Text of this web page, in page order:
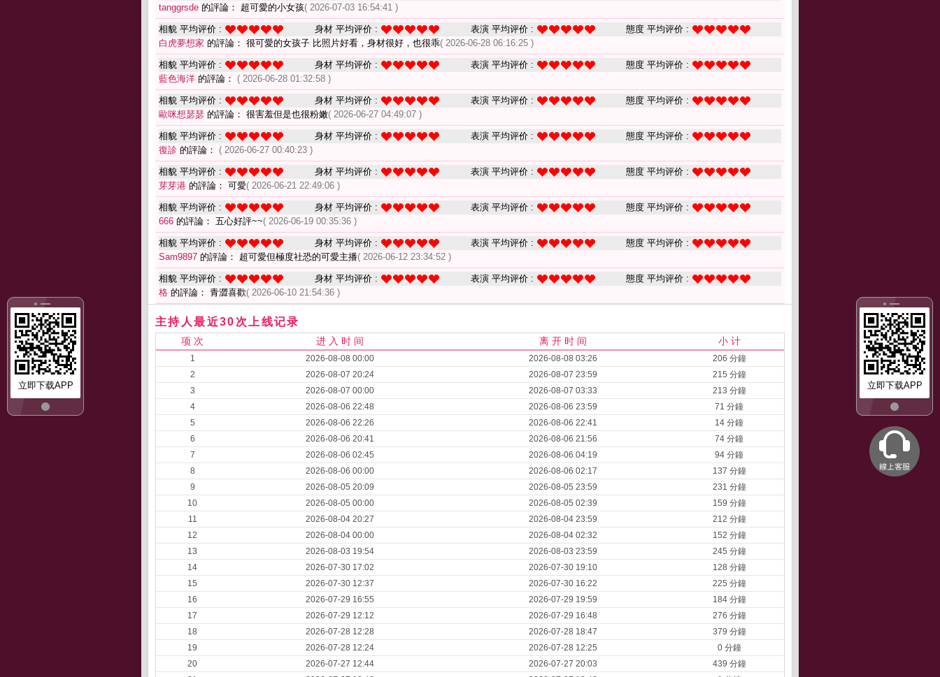
立即下载APP
立即下载APP
tanggrsde 的評論： 超可愛的小女孩( 2026-07-03 16:54:41 )
相貌 平均评价 : 身材 平均评价 : 表演 平均评价 :
態度 平均评价 :
白虎夢想家 的評論： 很可愛的女孩子 比照片好看，身材很好，也很乖( 2026-06-28 06:16:25 )
相貌 平均评价 : 身材 平均评价 : 表演 平均评价 :
態度 平均评价 :
藍色海洋 的評論： ( 2026-06-28 01:32:58 )
相貌 平均评价 : 身材 平均评价 : 表演 平均评价 :
態度 平均评价 :
歐咪想瑟瑟 的評論： 很害羞但是也很粉嫩( 2026-06-27 04:49:07 )
相貌 平均评价 : 身材 平均评价 : 表演 平均评价 :
態度 平均评价 :
復診 的評論： ( 2026-06-27 00:40:23 )
相貌 平均评价 : 身材 平均评价 : 表演 平均评价 :
態度 平均评价 :
芽芽港 的評論： 可愛( 2026-06-21 22:49:06 )
相貌 平均评价 : 身材 平均评价 : 表演 平均评价 :
態度 平均评价 :
666 的評論： 五心好評~~( 2026-06-19 00:35:36 )
相貌 平均评价 : 身材 平均评价 : 表演 平均评价 :
態度 平均评价 :
Sam9897 的評論： 超可愛但極度社恐的可愛主播( 2026-06-12 23:34:52 )
相貌 平均评价 : 身材 平均评价 : 表演 平均评价 :
態度 平均评价 :
格 的評論： 青澀喜歡( 2026-06-10 21:54:36 )
主持人最近30次上线记录
项 次 进 入 时 间 离 开 时 间 小 计
1 2026-08-08 00:00 2026-08-08 03:26
206 分鐘
2
2026-08-07 20:24 2026-08-07 23:59
215 分鐘
3
2026-08-07 00:00 2026-08-07 03:33
213 分鐘
4
2026-08-06 22:48 2026-08-06 23:59
71 分鐘
5
2026-08-06 22:26 2026-08-06 22:41
14 分鐘
6
2026-08-06 20:41 2026-08-06 21:56
74 分鐘
7
2026-08-06 02:45 2026-08-06 04:19
94 分鐘
8
2026-08-06 00:00 2026-08-06 02:17
137 分鐘
9
2026-08-05 20:09 2026-08-05 23:59
231 分鐘
10
2026-08-05 00:00 2026-08-05 02:39
159 分鐘
11
2026-08-04 20:27 2026-08-04 23:59
212 分鐘
12
2026-08-04 00:00 2026-08-04 02:32
152 分鐘
13
2026-08-03 19:54 2026-08-03 23:59
245 分鐘
14
2026-07-30 17:02 2026-07-30 19:10
128 分鐘
15
2026-07-30 12:37 2026-07-30 16:22
225 分鐘
16
2026-07-29 16:55 2026-07-29 19:59
184 分鐘
17
2026-07-29 12:12 2026-07-29 16:48
276 分鐘
18
2026-07-28 12:28 2026-07-28 18:47
379 分鐘
19
2026-07-28 12:24 2026-07-28 12:25
0 分鐘
20
2026-07-27 12:44 2026-07-27 20:03
439 分鐘